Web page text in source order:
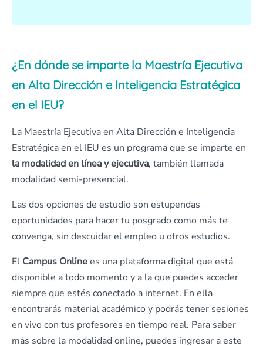
¿En dónde se imparte la Maestría Ejecutiva
en Alta Dirección e Inteligencia Estratégica
en el IEU?
La Maestría Ejecutiva en Alta Dirección e Inteligencia
Estratégica en el IEU es un programa que se imparte en
la modalidad en línea y ejecutiva, también llamada
modalidad semi-presencial.
Las dos opciones de estudio son estupendas
oportunidades para hacer tu posgrado como más te
convenga, sin descuidar el empleo u otros estudios.
El Campus Onlinees una plataforma digital que está
disponible a todo momento y a la que puedes acceder
siempre que estés conectado a internet. En ella
encontrarás material académico y podrás tener sesiones
en vivo con tus profesores en tiempo real. Para saber
más sobre la modalidad online, puedes ingresar a este